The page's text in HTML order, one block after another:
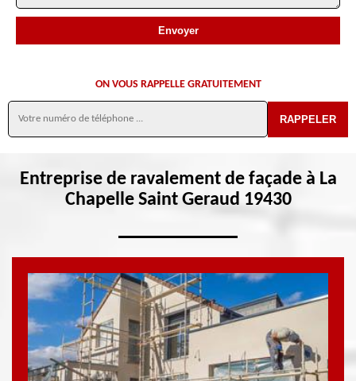
ON VOUS RAPPELLE GRATUITEMENT
Entreprise de ravalement de façade à La
Chapelle Saint Geraud 19430